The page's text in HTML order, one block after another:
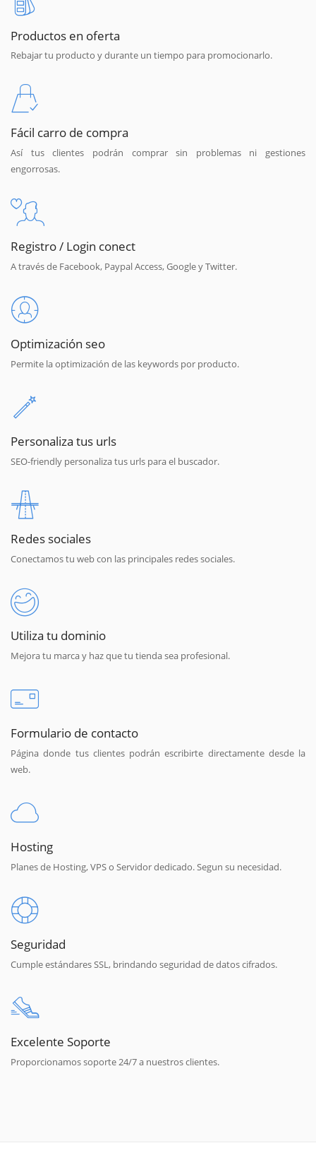
Productos en oferta
Rebajar tu producto y durante un tiempo para promocionarlo.
Fácil carro de compra
Así tus clientes podrán comprar sin problemas ni gestiones
engorrosas.
Registro / Login conect
A través de Facebook, Paypal Access, Google y Twitter.
Optimización seo
Permite la optimización de las keywords por producto.
Personaliza tus urls
SEO-friendly personaliza tus urls para el buscador.
Redes sociales
Conectamos tu web con las principales redes sociales.
Utiliza tu dominio
Mejora tu marca y haz que tu tienda sea profesional.
Formulario de contacto
Página donde tus clientes podrán escribirte directamente desde la
web.
Hosting
Planes de Hosting, VPS o Servidor dedicado. Segun su necesidad.
Seguridad
Cumple estándares SSL, brindando seguridad de datos cifrados.
Excelente Soporte
Proporcionamos soporte 24/7 a nuestros clientes.